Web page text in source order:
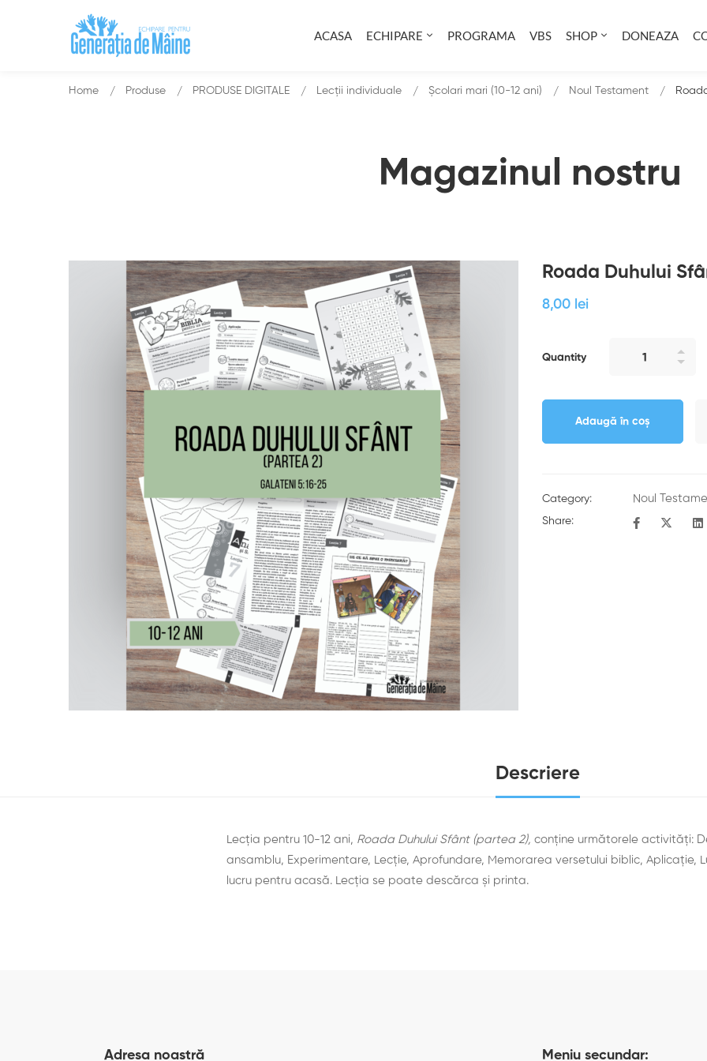
ACASA ECHIPARE PROGRAMA VBS SHOP DONEAZA
Magazinul nostru
Home Produse PRODUSE DIGITALE Lecții individuale Școlari mari (10-12 ani) Noul Testament
Roada Duhului
8,00 lei
Quantity
Adaugă în coș
Category: Noul
Share:
Descriere
Lecția pentru 10-12 ani, Roada Duhului Sfânt (partea 2), conține următorele activități:
ansamblu, Experimentare, Lecţie, Aprofundare, Memorarea versetului biblic, Aplicaţie,
lucru pentru acasă. Lecţia se poate descărca şi printa.
Adresa noastră Meniu secundar: